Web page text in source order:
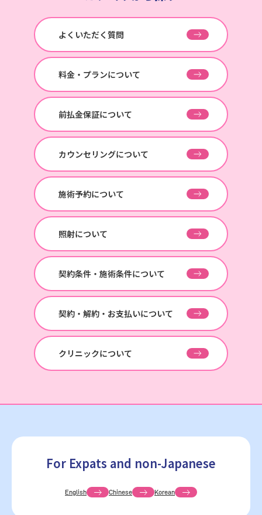
よくいただく質問
料金・プランについて
前払金保証について
カウンセリングについて
施術予約について
照射について
契約条件・施術条件について
契約・解約・お支払いについて
クリニックについて
For Expats and non-Japanese
English Chinese Korean